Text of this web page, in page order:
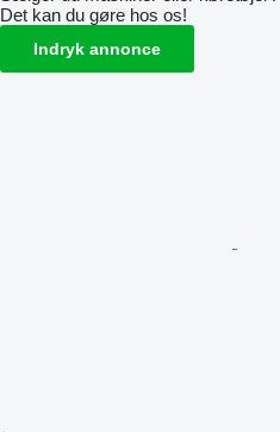
Det kan du gøre hos os!
Indryk annonce